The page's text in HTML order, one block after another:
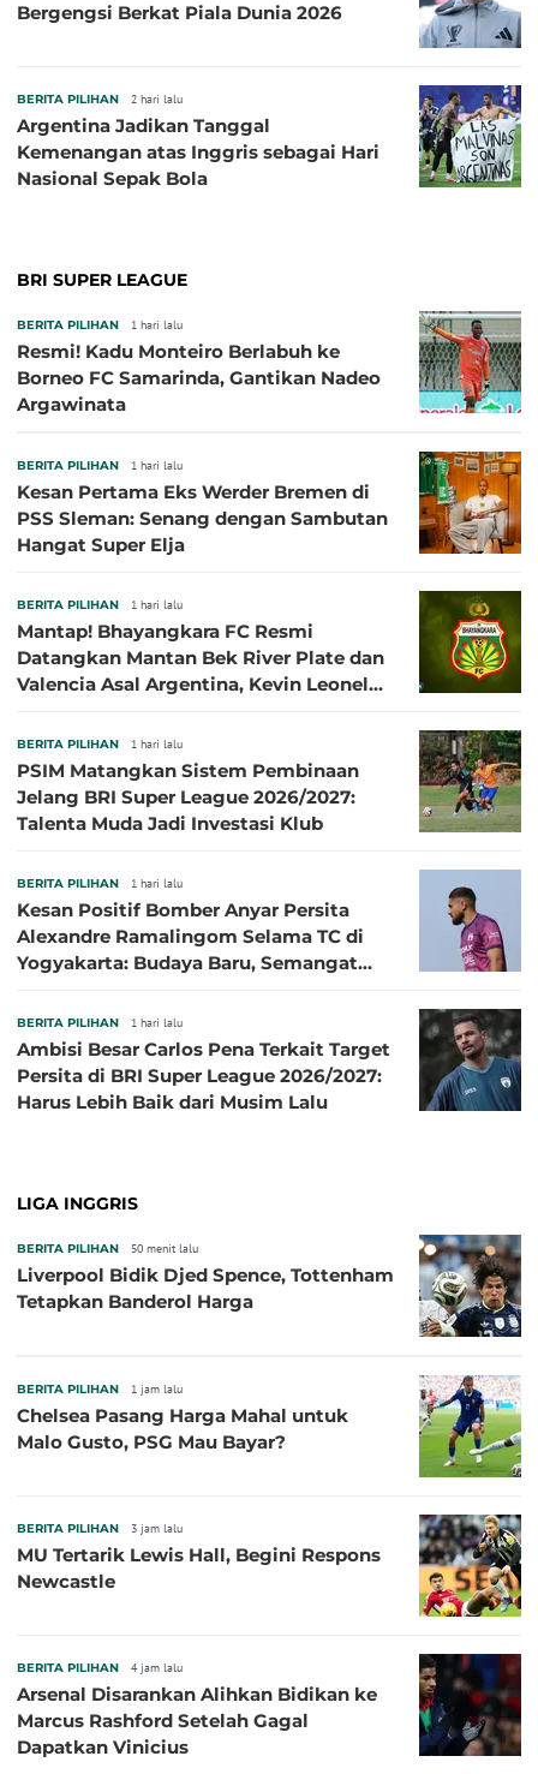
Bergengsi Berkat Piala Dunia 2026
BERITA PILIHAN 2 hari lalu
Argentina Jadikan Tanggal
Kemenangan atas Inggris sebagai Hari
Nasional Sepak Bola
BRI SUPER LEAGUE
BERITA PILIHAN 1 hari lalu
Resmi! Kadu Monteiro Berlabuh ke
Borneo FC Samarinda, Gantikan Nadeo
Argawinata
BERITA PILIHAN 1 hari lalu
Kesan Pertama Eks Werder Bremen di
PSS Sleman: Senang dengan Sambutan
Hangat Super Elja
BERITA PILIHAN 1 hari lalu
Mantap! Bhayangkara FC Resmi
Datangkan Mantan Bek River Plate dan
Valencia Asal Argentina, Kevin Leonel
BERITA PILIHAN 1 hari lalu
PSIM Matangkan Sistem Pembinaan
Jelang BRI Super League 2026/2027:
Talenta Muda Jadi Investasi Klub
BERITA PILIHAN 1 hari lalu
Kesan Positif Bomber Anyar Persita
Alexandre Ramalingom Selama TC di
Yogyakarta: Budaya Baru, Semangat
BERITA PILIHAN 1 hari lalu
Ambisi Besar Carlos Pena Terkait Target
Persita di BRI Super League 2026/2027:
Harus Lebih Baik dari Musim Lalu
LIGA INGGRIS
BERITA PILIHAN 50 menit lalu
Liverpool Bidik Djed Spence, Tottenham
Tetapkan Banderol Harga
BERITA PILIHAN 1 jam lalu
Chelsea Pasang Harga Mahal untuk
Malo Gusto, PSG Mau Bayar?
BERITA PILIHAN 3 jam lalu
MU Tertarik Lewis Hall, Begini Respons
Newcastle
BERITA PILIHAN 4 jam lalu
Arsenal Disarankan Alihkan Bidikan ke
Marcus Rashford Setelah Gagal
Dapatkan Vinicius